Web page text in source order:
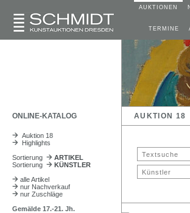
AUKTIONEN
TERMINE
ONLINE-KATALOG AUKTION 18
Auktion 18
Highlights
Sortierung
ARTIKEL
Sortierung
KÜNSTLER
alle Artikel
nur Nachverkauf
nur Zuschläge
Gemälde 17.-21. Jh.